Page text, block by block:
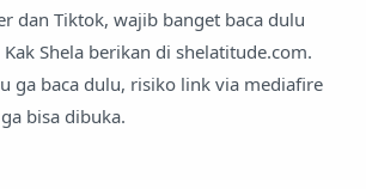
dan Tiktok, wajib banget baca dulu
Shela berikan di shelatitude.com.
ga baca dulu, risiko link via mediafire
bisa dibuka.